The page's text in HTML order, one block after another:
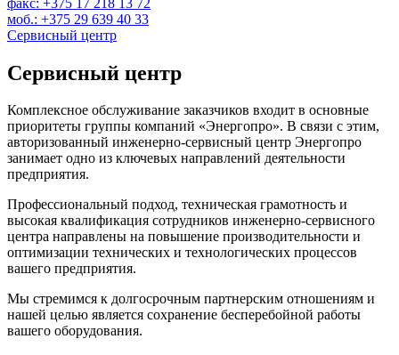
моб.: +375 29 639 40 33
Сервисный центр
Сервисный центр
Комплексное обслуживание заказчиков входит в основные
приоритеты группы компаний «Энергопро». В связи с этим,
авторизованный инженерно-сервисный центр Энергопро
занимает одно из ключевых направлений деятельности
предприятия.
Профессиональный подход, техническая грамотность и
высокая квалификация сотрудников инженерно-сервисного
центра направлены на повышение производительности и
оптимизации технических и технологических процессов
вашего предприятия.
Мы стремимся к долгосрочным партнерским отношениям и
нашей целью является сохранение бесперебойной работы
вашего оборудования.